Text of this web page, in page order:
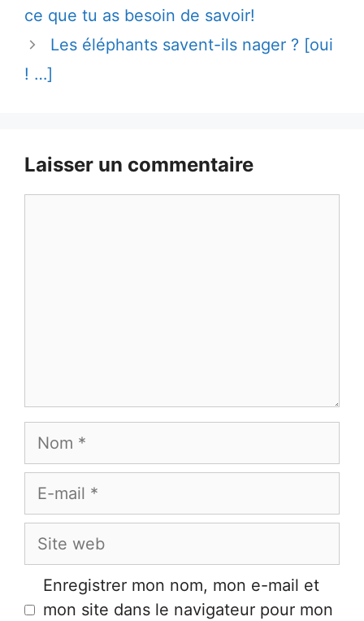
ce que tu as besoin de savoir!
Les éléphants savent-ils nager ? [oui
! …]
Laisser un commentaire
Nom
E-
Site
Enregistrer mon nom, mon e-mail et
mon site dans le navigateur pour mon